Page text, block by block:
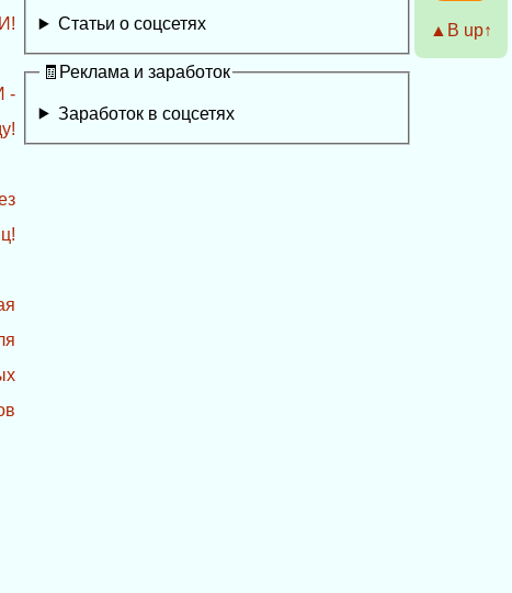
-
▲Β up↑
Статьи о соцсетях
🧾Реклама и заработок
Заработок в соцсетях